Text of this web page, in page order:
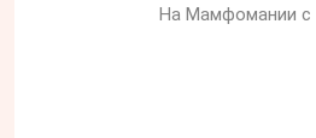
На Мамфомании с